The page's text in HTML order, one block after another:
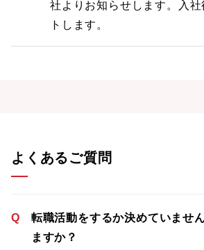
社よりお知らせします。入
トします。
よくあるご質問
Q
転職活動をするか決めていませ
ますか？